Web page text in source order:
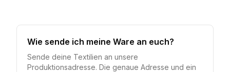
Wie sende ich meine Ware an euch?
Sende deine Textilien an unsere
Produktionsadresse. Die genaue Adresse und ein